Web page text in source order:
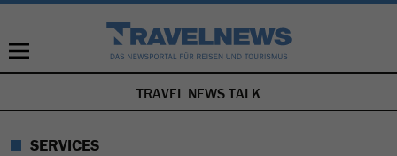
NAVIGATION
ÜBERSPRINGEN
TRAVEL NEWS TALK
SERVICES